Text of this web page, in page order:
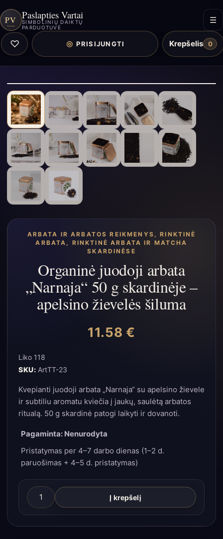
PV Paslapties Vartai
SIMBOLINIŲ DAIKTŲ
PARDUOTUVĖ
☰
♡ ◎ PRISIJUNGTI Krepšelis 0
ARBATA IR ARBATOS REIKMENYS ,RINKTINĖ
ARBATA , RINKTINĖ ARBATA IR MATCHA
SKARDINĖSE
Organinė juodoji arbata
„Narnaja“ 50 g skardinėje –
apelsino žievelės šiluma
11.58 €
Liko 118
SKU: ArtTT-23
Kvepianti juodoji arbata „Narnaja“ su apelsino žievele
ir subtiliu aromatu kviečia į jaukų, saulėtą arbatos
ritualą. 50 g skardinė patogi laikyti ir dovanoti.
Pagaminta: Nenurodyta
Pristatymas per 4–7 darbo dienas (1–2 d.
paruošimas + 4–5 d. pristatymas)
produkto
kiekis:
Organinė
Į krepšelį